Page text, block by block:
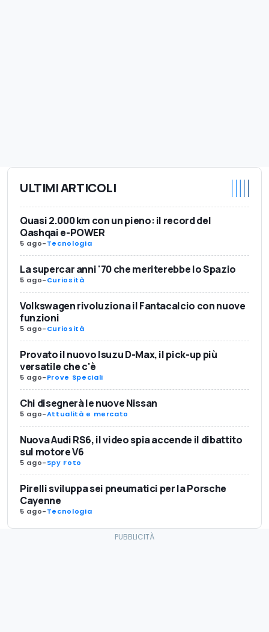
ULTIMI ARTICOLI
Quasi 2.000 km con un pieno: il record del
Qashqai e-POWER
5 ago-Tecnologia
La supercar anni '70 che meriterebbe lo Spazio
5 ago-Curiosità
Volkswagen rivoluziona il Fantacalcio con nuove
funzioni
5 ago-Curiosità
Provato il nuovo Isuzu D-Max, il pick-up più
versatile che c'è
5 ago-Prove Speciali
Chi disegnerà le nuove Nissan
5 ago-Attualità e mercato
Nuova Audi RS6, il video spia accende il dibattito
sul motore V6
5 ago-Spy Foto
Pirelli sviluppa sei pneumatici per la Porsche
Cayenne
5 ago-Tecnologia